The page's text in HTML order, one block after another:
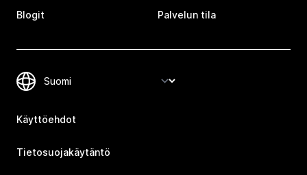
Blogit Palvelun tila
Käyttöehdot
Tietosuojakäytäntö